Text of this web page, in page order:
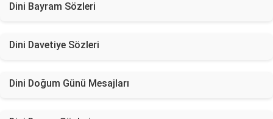
Dini Bayram Sözleri
Dini Davetiye Sözleri
Dini Doğum Günü Mesajları